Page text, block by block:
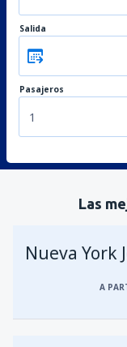
Salida
Pasajeros
1
Las
Nueva York
A